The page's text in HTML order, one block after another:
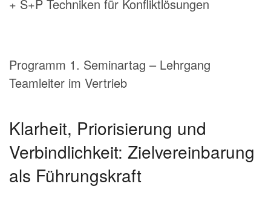
+ S+P Techniken für Konfliktlösungen
Programm 1. Seminartag – Lehrgang
Teamleiter im Vertrieb
Klarheit, Priorisierung und
Verbindlichkeit: Zielvereinbarung
als Führungskraft